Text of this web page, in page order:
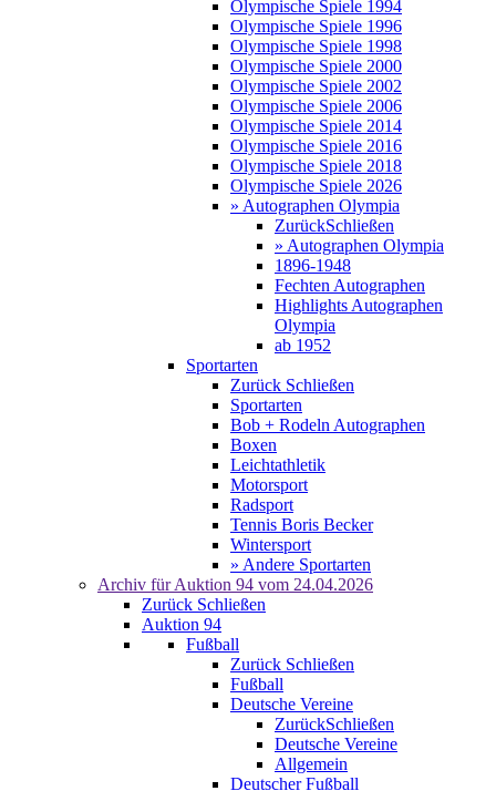
Olympische Spiele 1994
Olympische Spiele 1996
Olympische Spiele 1998
Olympische Spiele 2000
Olympische Spiele 2002
Olympische Spiele 2006
Olympische Spiele 2014
Olympische Spiele 2016
Olympische Spiele 2018
Olympische Spiele 2026
» Autographen Olympia
ZurückSchließen
» Autographen Olympia
1896-1948
Fechten Autographen
Highlights Autographen
Olympia
ab 1952
Sportarten
Zurück Schließen
Sportarten
Bob + Rodeln Autographen
Boxen
Leichtathletik
Motorsport
Radsport
Tennis Boris Becker
Wintersport
» Andere Sportarten
Archiv für Auktion 94 vom 24.04.2026
Zurück Schließen
Auktion 94
Fußball
Zurück Schließen
Fußball
Deutsche Vereine
ZurückSchließen
Deutsche Vereine
Allgemein
Deutscher Fußball